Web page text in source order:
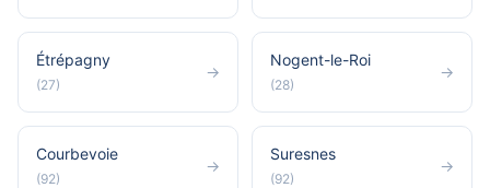
Étrépagny
(27)
→
Nogent-le-Roi
(28)
→
Courbevoie
(92)
→
Suresnes
(92)
→